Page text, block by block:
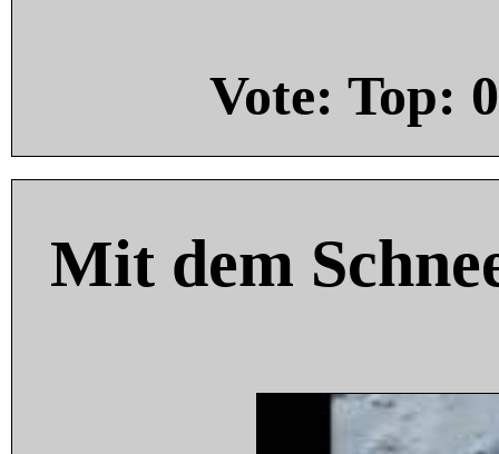
Vote: Top: 0
Mit dem